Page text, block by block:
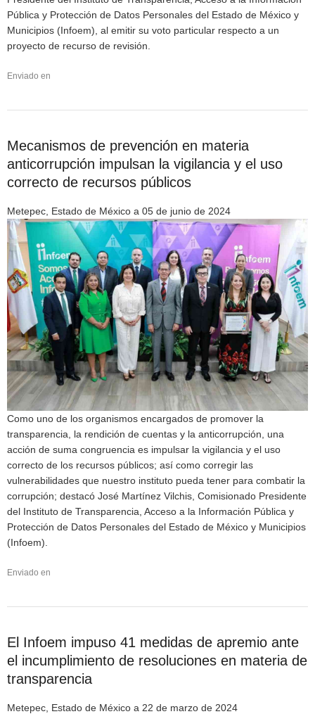
Pública y Protección de Datos Personales del Estado de México y
Municipios (Infoem), al emitir su voto particular respecto a un
proyecto de recurso de revisión.
Enviado en
Mecanismos de prevención en materia
anticorrupción impulsan la vigilancia y el uso
correcto de recursos públicos
Metepec, Estado de México a 05 de junio de 2024
Como uno de los organismos encargados de promover la
transparencia, la rendición de cuentas y la anticorrupción, una
acción de suma congruencia es impulsar la vigilancia y el uso
correcto de los recursos públicos; así como corregir las
vulnerabilidades que nuestro instituto pueda tener para combatir la
corrupción; destacó José Martínez Vilchis, Comisionado Presidente
del Instituto de Transparencia, Acceso a la Información Pública y
Protección de Datos Personales del Estado de México y Municipios
(Infoem).
Enviado en
El Infoem impuso 41 medidas de apremio ante
el incumplimiento de resoluciones en materia de
transparencia
Metepec, Estado de México a 22 de marzo de 2024